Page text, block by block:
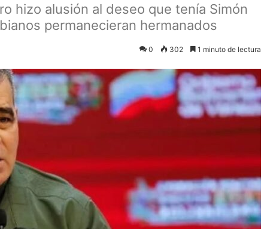
hizo alusión al deseo que tenía Simón
permanecieran hermanados
0 302 1 minuto de lectura